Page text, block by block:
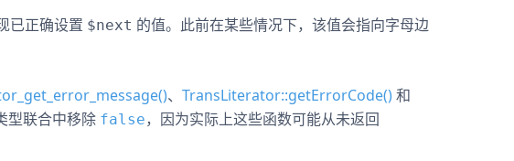
已正确设置 $next 的值。此前在某些情况下，该值会指向字母边
、 TransLiterator::getErrorCode()和
型联合中移除 false，因为实际上这些函数可能从未返回